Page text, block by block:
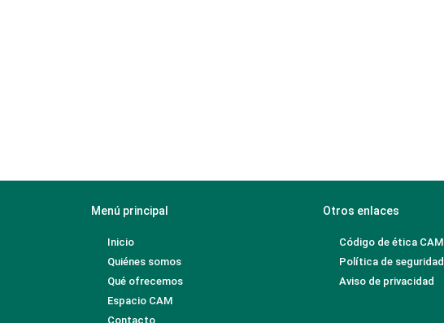
Menú principal Otros enlaces
Inicio
Quiénes somos
Qué ofrecemos
Espacio CAM
Contacto
Código de ética CAM
Política de seguridad
Aviso de privacidad